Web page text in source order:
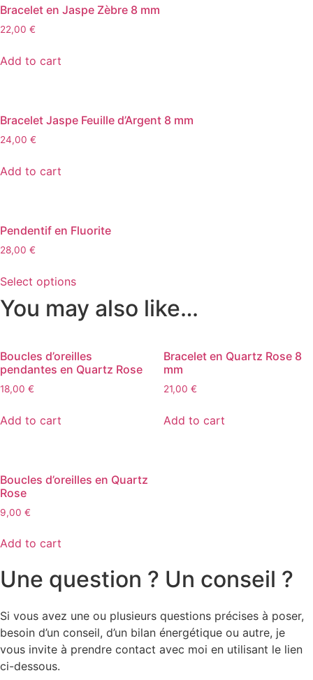
Bracelet en Jaspe Zèbre 8 mm
22,00 €
Add to cart
Bracelet Jaspe Feuille d’Argent 8 mm
24,00 €
Add to cart
Pendentif en Fluorite
28,00 €
Select options
You may also like…
Boucles d’oreilles
pendantes en Quartz Rose
18,00 €
Add to cart
Bracelet en Quartz Rose 8
mm
21,00 €
Add to cart
Boucles d’oreilles en Quartz
Rose
9,00 €
Add to cart
Une question ? Un conseil ?
Si vous avez une ou plusieurs questions précises à poser,
besoin d’un conseil, d’un bilan énergétique ou autre, je
vous invite à prendre contact avec moi en utilisant le lien
ci-dessous.